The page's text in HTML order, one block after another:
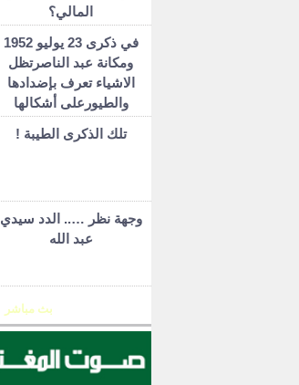
المالي؟
في ذكرى 23 يوليو 1952
ومكانة عبد الناصرتظل
الاشياء تعرف بإضدادها
والطيورعلى أشكالها
تلك الذكرى الطيبة !
وجهة نظر ….. الدد سيدي
عبد الله
بث مباشر